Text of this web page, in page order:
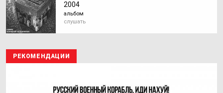
2004
альбом
слушать
РЕКОМЕНДАЦИИ